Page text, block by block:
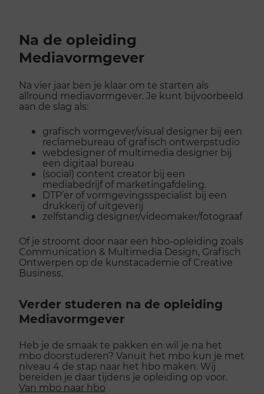
Na de opleiding
Mediavormgever
Na vier jaar ben je klaar om te starten als
allround mediavormgever. Je kunt bijvoorbeeld
aan de slag als:
grafisch vormgever/visual designer bij een
reclamebureau of grafisch ontwerpstudio
webdesigner of multimedia designer bij
een digitaal bureau
(social) content creator bij een
mediabedrijf of marketingafdeling.
DTP’er of vormgevingsspecialist bij een
drukkerij of uitgeverij
zelfstandig designer/videomaker/fotograaf
Of je stroomt door naar een hbo-opleiding zoals
Communication & Multimedia Design, Grafisch
Ontwerpen op de kunstacademie of Creative
Business.
Verder studeren na de opleiding
Mediavormgever
Heb je de smaak te pakken en wil je na het
mbo doorstuderen? Vanuit het mbo kun je met
niveau 4 de stap naar het hbo maken. Wij
bereiden je daar tijdens je opleiding op voor.
Van mbo naar hbo